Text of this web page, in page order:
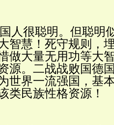
人很聪明。但聪明
智慧！死守规则，
做大量无用功等大
源。二战战败国德
世界一流强国，基
类民族性格资源！